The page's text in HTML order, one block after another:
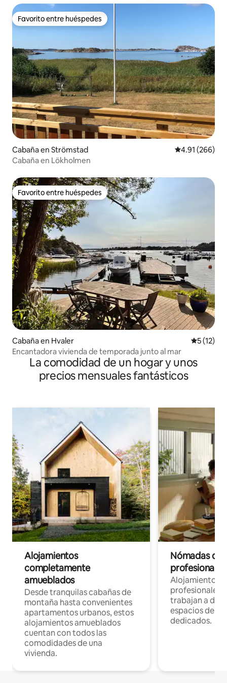
Favorito entre huéspedes
Favorito entre huéspedes
Cabaña en Strömstad Calificación
4.91 (266)
Cabaña en Lökholmen
Favorito entre huéspedes
Favorito entre huéspedes
Cabaña en Hvaler
5 (12)
Encantadora vivienda de temporada junto al mar
La comodidad de un hogar y unos
precios mensuales fantásticos
Alojamientos
completamente
amueblados
Desde tranquilas cabañas de
montaña hasta convenientes
apartamentos urbanos, estos
alojamientos amueblados
cuentan con todos las
comodidades de una
vivienda.
Nómadas
Alojamientos
profesionales
trabajan a
espacios de
dedicados.